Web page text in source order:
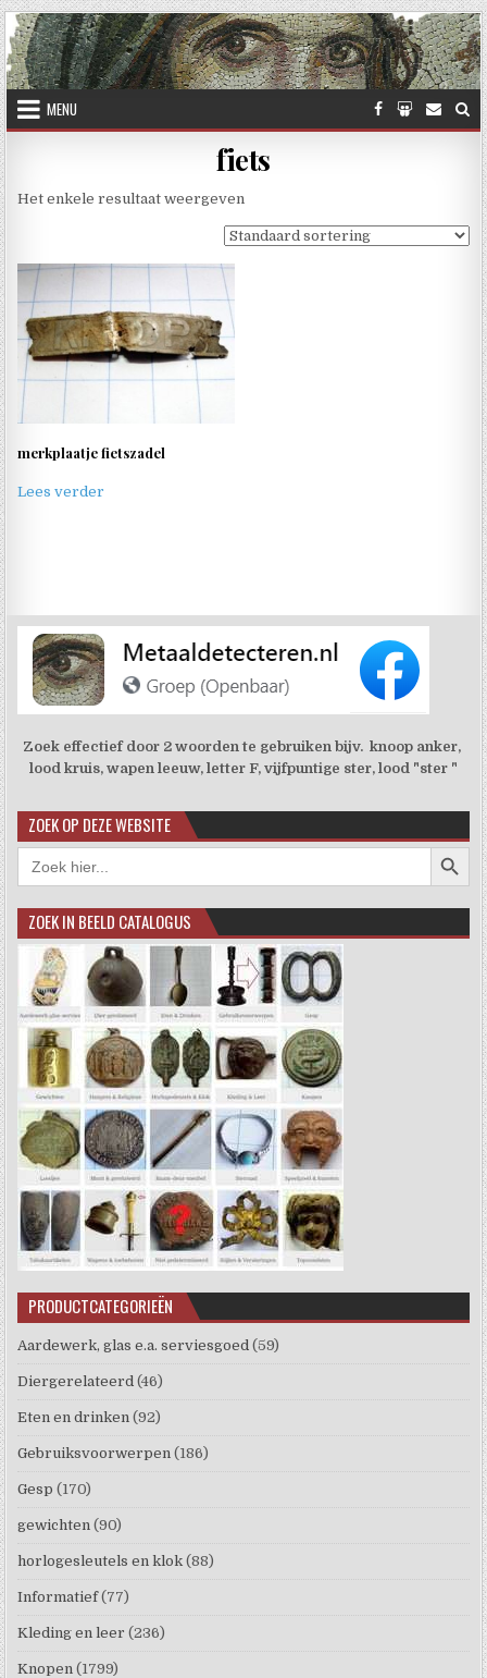
Skip to content
MENU
fiets
Het enkele resultaat weergeven
merkplaatje fietszadel
Lees verder
Zoek effectief door 2 woorden te gebruiken bijv. knoop anker,
lood kruis, wapen leeuw, letter F, vijfpuntige ster, lood "ster "
ZOEK OP DEZE WEBSITE
Zoek
naar:
ZOEK IN BEELD CATALOGUS
PRODUCTCATEGORIEËN
Aardewerk, glas e.a. serviesgoed (59)
Diergerelateerd (46)
Eten en drinken (92)
Gebruiksvoorwerpen (186)
Gesp (170)
gewichten (90)
horlogesleutels en klok (88)
Informatief (77)
Kleding en leer (236)
Knopen (1799)